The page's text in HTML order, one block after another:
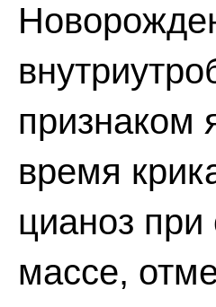
признаком
время
цианоз
массе,